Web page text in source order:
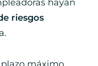
hayan
riesgos